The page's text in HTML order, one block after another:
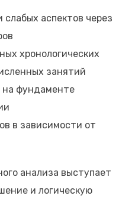
аспектов через
хронологических
занятий
на фундаменте
в зависимости от
анализа выступает
и логическую